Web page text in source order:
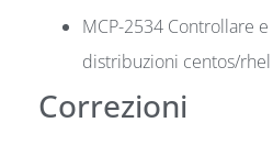
MCP-2534 Controllare
distribuzioni centos/rhel
Correzioni